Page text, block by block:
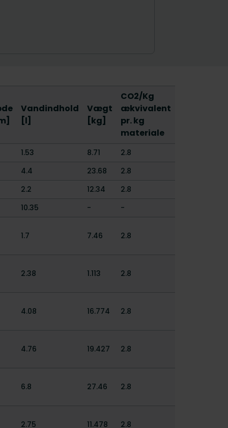
Vandindhold
[l]
Vægt
[kg]
CO2/Kg
ækvivalent
pr. kg
materiale
1.53 8.71
2.8
4.4 23.68
2.8
2.2 12.34
2.8
10.35 - -
1.7 7.46 2.8
2.38 1.113 2.8
4.08 16.774 2.8
4.76 19.427 2.8
6.8 27.46 2.8
2.75 11.478 2.8